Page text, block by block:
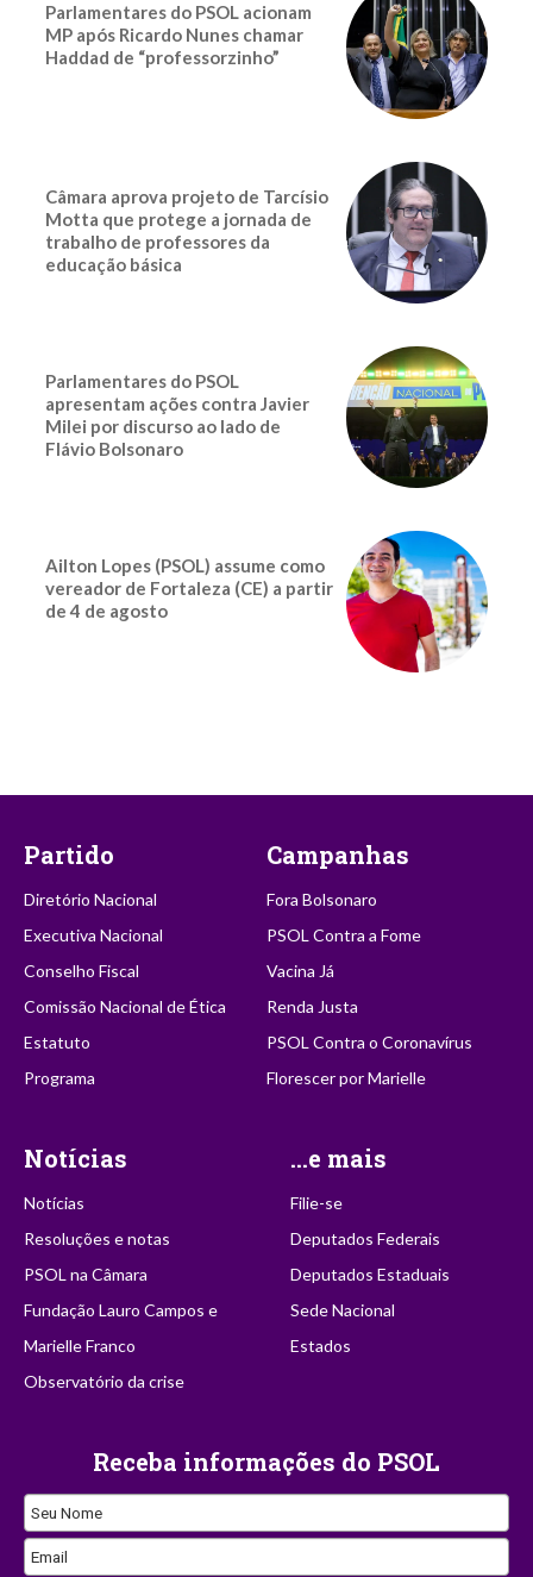
Parlamentares do PSOL acionam
MP após Ricardo Nunes chamar
Haddad de “professorzinho”
Câmara aprova projeto de Tarcísio
Motta que protege a jornada de
trabalho de professores da
educação básica
Parlamentares do PSOL
apresentam ações contra Javier
Milei por discurso ao lado de
Flávio Bolsonaro
Ailton Lopes (PSOL) assume como
vereador de Fortaleza (CE) a partir
de 4 de agosto
Partido
Diretório Nacional
Executiva Nacional
Conselho Fiscal
Comissão Nacional de Ética
Estatuto
Programa
Campanhas
Fora Bolsonaro
PSOL Contra a Fome
Vacina Já
Renda Justa
PSOL Contra o Coronavírus
Florescer por Marielle
Notícias
Notícias
Resoluções e notas
PSOL na Câmara
Fundação Lauro Campos e
Marielle Franco
Observatório da crise
...e mais
Filie-se
Deputados Federais
Deputados Estaduais
Sede Nacional
Estados
Receba informações do PSOL
Seu Nome
Email